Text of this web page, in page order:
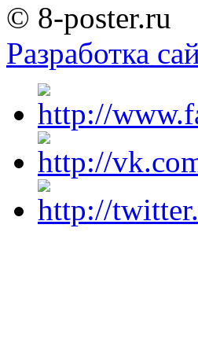
© 8-poster.ru
Разработка